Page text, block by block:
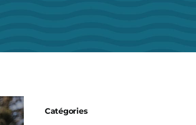
Catégories